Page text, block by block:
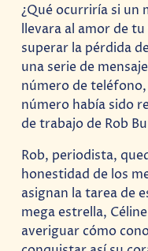
¿Qué ocurriría si un
llevara al amor de
superar la pérdida
una serie de
número de
número había sido
de trabajo de Rob
Rob, periodista,
honestidad de los
asignan la tarea de
mega estrella,
averiguar cómo